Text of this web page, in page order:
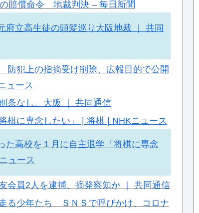
賠償命令 地裁判決 – 毎日新聞
立高生徒の頭髪巡り大阪地裁 ｜ 共同
犯上の指摘受け削除、広報目的で公開
ュース
条なし、大阪 ｜ 共同通信
棋に専念したい」 | 将棋 | NHKニュース
た高校を１月に自主退学「将棋に専念
ュース
員2人を逮捕、摘発察知か ｜ 共同通信
る少年たち ＳＮＳで呼びかけ、コロナ